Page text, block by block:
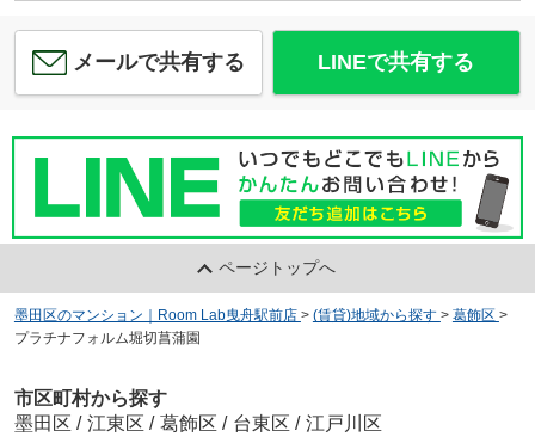
メールで共有する LINEで共有する
ページトップへ
墨田区のマンション｜Room Lab曳舟駅前店 > (賃貸)地域から探す > 葛飾区 >
プラチナフォルム堀切菖蒲園
市区町村から探す
墨田区 / 江東区 / 葛飾区 / 台東区 / 江戸川区